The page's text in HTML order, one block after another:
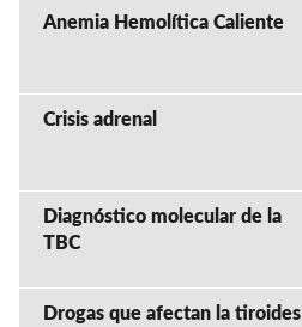
Anemia Hemolítica Caliente
Crisis adrenal
Diagnóstico molecular de la
TBC
Drogas que afectan la tiroides